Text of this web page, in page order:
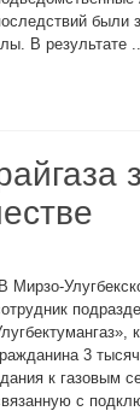
были
В результате ...
В Мирзо-
3
к газовым
с